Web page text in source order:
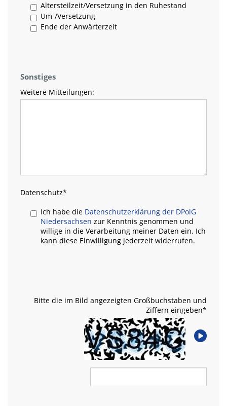
Altersteilzeit/Versetzung in den Ruhestand
Um-/Versetzung
Ende der Anwärterzeit
Sonstiges
Weitere Mitteilungen:
Datenschutz*
Ich habe die Datenschutzerklärung der DPolG
Niedersachsen zur Kenntnis genommen und
willige in die Verarbeitung meiner Daten ein. Ich
kann diese Einwilligung jederzeit widerrufen.
Bitte die im Bild angezeigten Großbuchstaben und
Ziffern eingeben*